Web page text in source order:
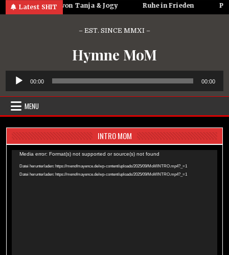
Latest SHITvon Tanja & Jogy Ruhe in Frieden
– EST. SINCE MMXI –
Hymne MoM
Player
00:00 00:00
MENU
INTRO MOM
Video-
Player
Media error: Format(s) not supported or source(s) not found
Datei herunterladen: https://menofmayence.de/wp-content/uploads/2025/09/MoMINTRO.mp4?_=1
Datei herunterladen: https://menofmayence.de/wp-content/uploads/2025/09/MoMINTRO.mp4?_=1